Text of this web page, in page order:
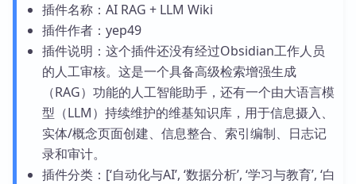
插件名称：AI RAG + LLM Wiki
插件作者：yep49
插件说明：这个插件还没有经过Obsidian工作人员
的人工审核。这是一个具备高级检索增强生成
（RAG）功能的人工智能助手，还有一个由大语言模
型（LLM）持续维护的维基知识库，用于信息摄入、
实体/概念页面创建、信息整合、索引编制、日志记
录和审计。
插件分类：[‘自动化与AI’, ‘数据分析’, ‘学习与教育’, ‘白